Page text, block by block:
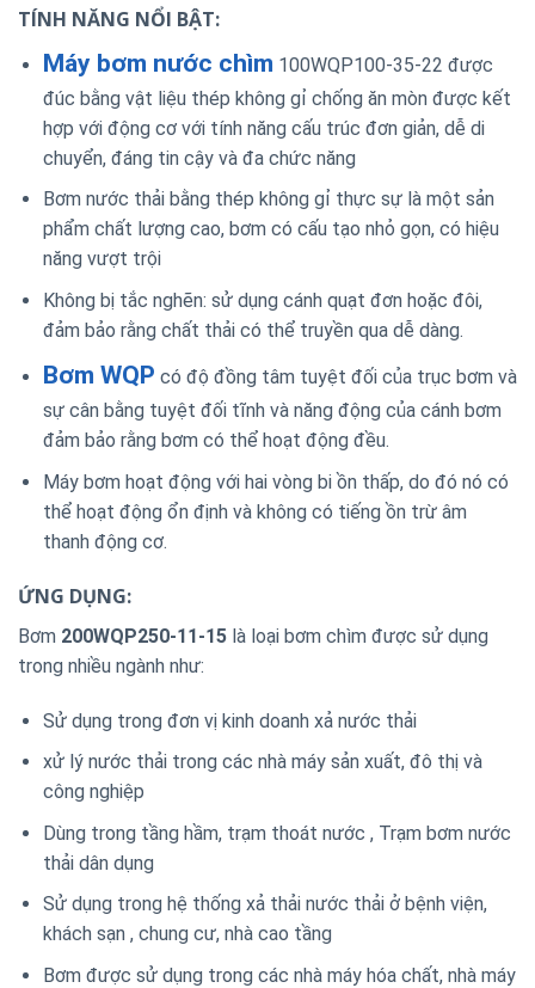
TÍNH NĂNG NỔI BẬT:
Máy bơm nước chìm 100WQP100-35-22 được
đúc bằng vật liệu thép không gỉ chống ăn mòn được kết
hợp với động cơ với tính năng cấu trúc đơn giản, dễ di
chuyển, đáng tin cậy và đa chức năng
Bơm nước thải bằng thép không gỉ thực sự là một sản
phẩm chất lượng cao, bơm có cấu tạo nhỏ gọn, có hiệu
năng vượt trội
Không bị tắc nghẽn: sử dụng cánh quạt đơn hoặc đôi,
đảm bảo rằng chất thải có thể truyền qua dễ dàng.
Bơm WQP có độ đồng tâm tuyệt đối của trục bơm và
sự cân bằng tuyệt đối tĩnh và năng động của cánh bơm
đảm bảo rằng bơm có thể hoạt động đều.
Máy bơm hoạt động với hai vòng bi ồn thấp, do đó nó có
thể hoạt động ổn định và không có tiếng ồn trừ âm
thanh động cơ.
ỨNG DỤNG:
Bơm 200WQP250-11-15 là loại bơm chìm được sử dụng
trong nhiều ngành như:
Sử dụng trong đơn vị kinh doanh xả nước thải
xử lý nước thải trong các nhà máy sản xuất, đô thị và
công nghiệp
Dùng trong tầng hầm, trạm thoát nước , Trạm bơm nước
thải dân dụng
Sử dụng trong hệ thống xả thải nước thải ở bệnh viện,
khách sạn , chung cư, nhà cao tầng
Bơm được sử dụng trong các nhà máy hóa chất, nhà máy